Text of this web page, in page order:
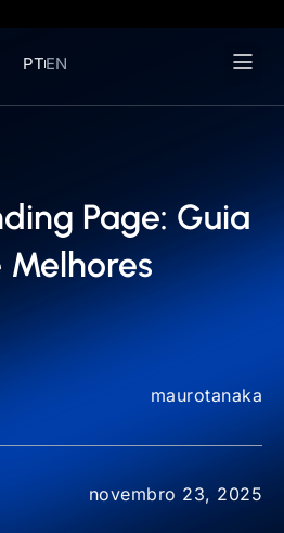
PTEN
Page: Guia
maurotanaka
novembro 23, 2025